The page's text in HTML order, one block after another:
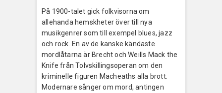
På 1900-talet gick folkvisorna om
allehanda hemskheter över till nya
musikgenrer som till exempel blues, jazz
och rock. En av de kanske kändaste
mordlåtarna är Brecht och Weills Mack the
Knife från Tolvskillingsoperan om den
kriminelle figuren Macheaths alla brott.
Modernare sånger om mord, antingen